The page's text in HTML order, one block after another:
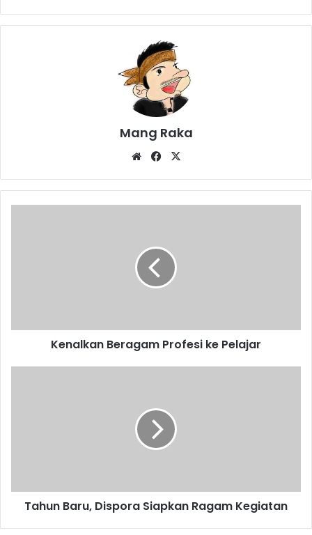
Mang Raka
WebsiteFacebook
Kenalkan Beragam Profesi ke Pelajar
Tahun Baru, Dispora Siapkan Ragam Kegiatan